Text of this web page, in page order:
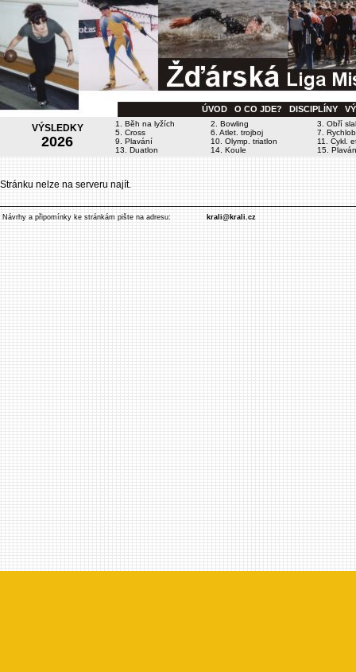
ÚVOD O CO JDE? DISCIPLÍNY
VÝSLEDKY
2026
1. Běh na lyžích 2. Bowling
3. Obří
5. Cross
6. Atlet. trojboj
7.
9. Plavání
10. Olymp. triatlon
11. Cykl.
13. Duatlon
14. Koule 15.
Stránku nelze na serveru najít.
Návrhy a připomínky ke stránkám pište na adresu: krali@krali.cz